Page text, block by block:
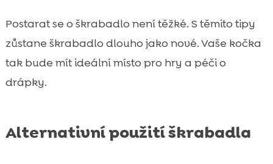
Postarat se o škrabadlo není těžké. S těmito tipy
zůstane škrabadlo dlouho jako nové. Vaše kočka
tak bude mít ideální místo pro hry a péči o
drápky.
Alternativní použití škrabadla